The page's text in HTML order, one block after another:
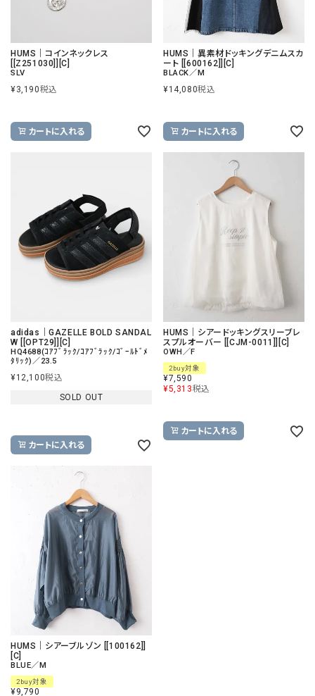
HUMS｜コインネックレス
[[Z251030]][C]
SLV
¥3,190税込
カートに入れる
HUMS｜異素材ドッキングデニムスカ
ート [[600162]][C]
BLACK／M
¥14,080税込
カートに入れる
adidas｜GAZELLE BOLD SANDAL
W [[OPT29]][C]
HQ4688(ｺｱﾌﾞﾗｯｸ/ｺｱﾌﾞﾗｯｸ/ｺﾞｰﾙﾄﾞﾒ
ﾀﾘｯｸ)／23.5
¥12,100税込
SOLD OUT
カートに入れる
HUMS｜シアードッキングスリーブレ
スプルオーバー [[CJM-0011]][C]
OWH／F
2buy対象
¥7,590
¥5,313税込
カートに入れる
HUMS｜シアーブルゾン [[100162]]
[C]
BLUE／M
2buy対象
¥9,790